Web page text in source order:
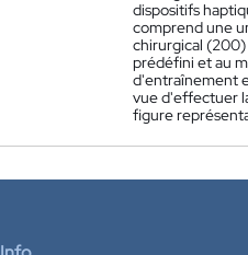
dispositifs
comprend une
chirurgical
prédéfini et au
d'entraînement
vue d'effectuer
figure